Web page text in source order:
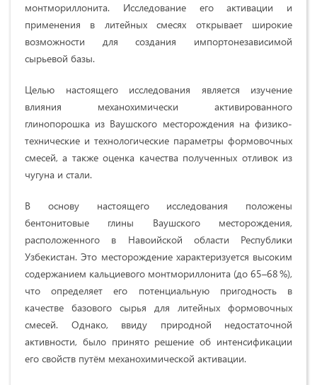
монтмориллонита. Исследование его активации и
применения в литейных смесях открывает широкие
возможности для создания импортонезависимой
сырьевой базы.
Целью настоящего исследования является изучение
влияния механохимически активированного
глинопорошка из Ваушского месторождения на физико-
технические и технологические параметры формовочных
смесей, а также оценка качества полученных отливок из
чугуна и стали.
В основу настоящего исследования положены
бентонитовые глины Ваушского месторождения,
расположенного в Навоийской области Республики
Узбекистан. Это месторождение характеризуется высоким
содержанием кальциевого монтмориллонита (до 65–68 %),
что определяет его потенциальную пригодность в
качестве базового сырья для литейных формовочных
смесей. Однако, ввиду природной недостаточной
активности, было принято решение об интенсификации
его свойств путём механохимической активации.